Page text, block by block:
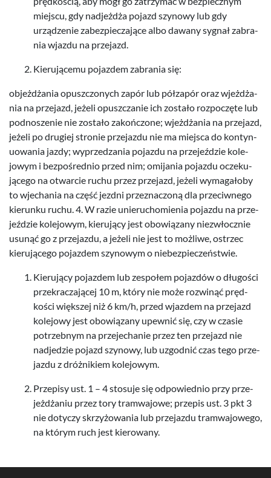
miejscu, gdy nad­jeżdża pojazd szynowy lub gdy
urządze­nie zabez­piecza­jące albo dawany syg­nał zabra­
nia wjazdu na przejazd.
Kieru­jącemu pojaz­dem zabra­nia się:
objeżdża­nia opuszc­zonych zapór lub półza­pór oraz wjeżdża­
nia na prze­jazd, jeżeli opuszczanie ich zostało rozpoczęte lub
pod­nosze­nie nie zostało zakońc­zone; wjeżdża­nia na prze­jazd,
jeżeli po drugiej stronie prze­jazdu nie ma miejsca do kon­tyn­
uowa­nia jazdy; wyprzedza­nia pojazdu na prze­jeździe kole­
jowym i bezpośred­nio przed nim; omi­ja­nia pojazdu oczeku­
jącego na otwar­cie ruchu przez prze­jazd, jeżeli wyma­gałoby
to wjecha­nia na część jezdni przez­nac­zoną dla prze­ci­wnego
kierunku ruchu.4. W razie unieru­chomienia pojazdu na prze­
jeździe kole­jowym, kieru­jący jest obow­iązany niezwłocznie
usunąć go z prze­jazdu, a jeżeli nie jest to możliwe, ostrzec
kieru­jącego pojaz­dem szynowym o niebezpieczeństwie.
Kieru­jący pojaz­dem lub zespołem pojazdów o dłu­gości
przekracza­jącej 10 m, który nie może rozwinąć pręd­
kości więk­szej niż6 km/​h, przed wjaz­dem na prze­jazd
kole­jowy jest obow­iązany upewnić się, czy w cza­sie
potrzeb­nym na prze­jechanie przez ten prze­jazd nie
nad­jedzie pojazd szynowy, lub uzgod­nić czas tego prze­
jazdu z dróżnikiem kolejowym.
Przepisy ust. 1 – 4sto­suje się odpowied­nio przy prze­
jeżdża­niu przez tory tramwa­jowe; przepis ust. 3 pkt 3
nie doty­czy skrzyżowa­nia lub prze­jazdu tramwa­jowego,
na którym ruch jest kierowany.